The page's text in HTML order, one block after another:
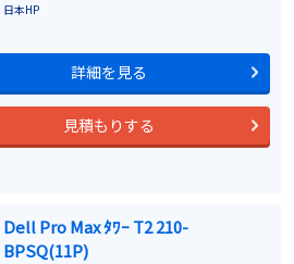
日本HP
詳細を見る
見積もりする
Dell Pro Max ﾀﾜｰ T2 210-
BPSQ(11P)